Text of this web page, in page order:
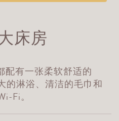
床房
配有一张柔软舒适的
的淋浴、清洁的毛巾和
Fi。